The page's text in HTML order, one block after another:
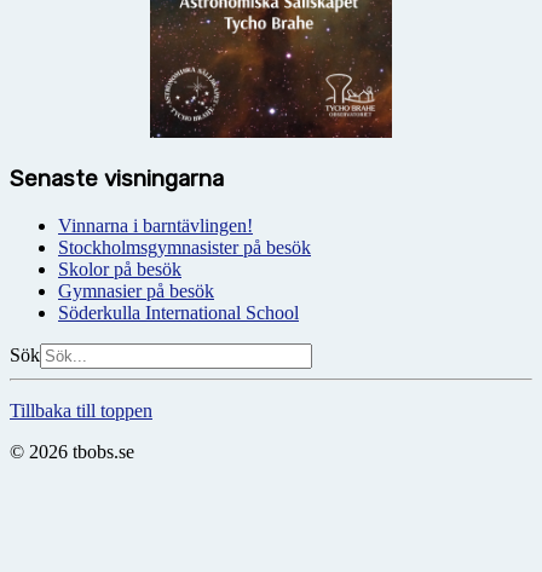
Senaste visningarna
Vinnarna i barntävlingen!
Stockholmsgymnasister på besök
Skolor på besök
Gymnasier på besök
Söderkulla International School
Sök
Tillbaka till toppen
© 2026 tbobs.se